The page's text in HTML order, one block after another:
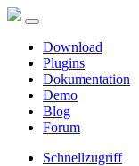
Download
Plugins
Dokumentation
Demo
Blog
Forum
Schnellzugriff